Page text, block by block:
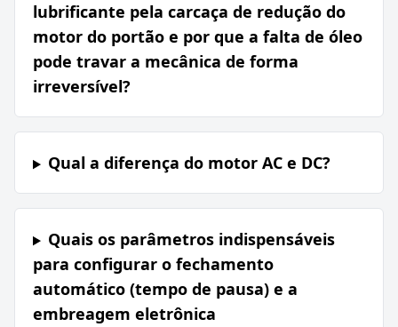
lubrificante pela carcaça de redução do
motor do portão e por que a falta de óleo
pode travar a mecânica de forma
irreversível?
Qual a diferença do motor AC e DC?
Quais os parâmetros indispensáveis
para configurar o fechamento
automático (tempo de pausa) e a
embreagem eletrônica